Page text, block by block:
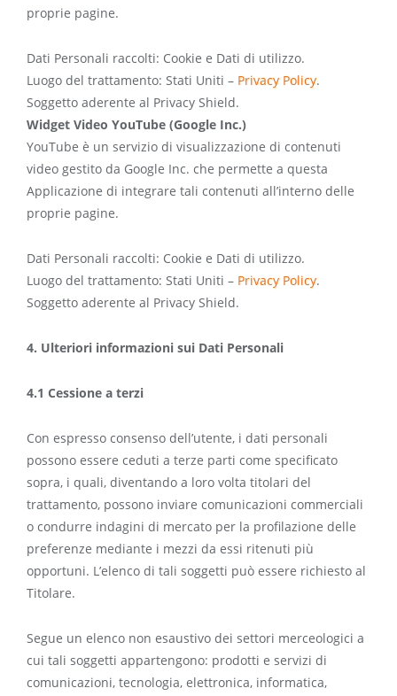
proprie pagine.
Dati Personali raccolti: Cookie e Dati di utilizzo.
Luogo del trattamento: Stati Uniti – Privacy Policy.
Soggetto aderente al Privacy Shield.
Widget Video YouTube (Google Inc.)
YouTube è un servizio di visualizzazione di contenuti
video gestito da Google Inc. che permette a questa
Applicazione di integrare tali contenuti all’interno delle
proprie pagine.
Dati Personali raccolti: Cookie e Dati di utilizzo.
Luogo del trattamento: Stati Uniti – Privacy Policy.
Soggetto aderente al Privacy Shield.
4. Ulteriori informazioni sui Dati Personali
4.1 Cessione a terzi
Con espresso consenso dell’utente, i dati personali
possono essere ceduti a terze parti come specificato
sopra, i quali, diventando a loro volta titolari del
trattamento, possono inviare comunicazioni commerciali
o condurre indagini di mercato per la profilazione delle
preferenze mediante i mezzi da essi ritenuti più
opportuni. L’elenco di tali soggetti può essere richiesto al
Titolare.
Segue un elenco non esaustivo dei settori merceologici a
cui tali soggetti appartengono: prodotti e servizi di
comunicazioni, tecnologia, elettronica, informatica,